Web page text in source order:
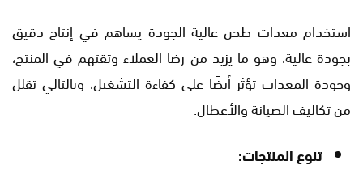
استخدام معدات طحن عالية الجودة يساهم في إنتاج دقيق
بجودة عالية، وهو ما يزيد من رضا العملاء وثقتهم في المنتج،
وجودة المعدات تؤثر أيضًا على كفاءة التشغيل، وبالتالي تقلل
من تكاليف الصيانة والأعطال.
تنوع المنتجات: